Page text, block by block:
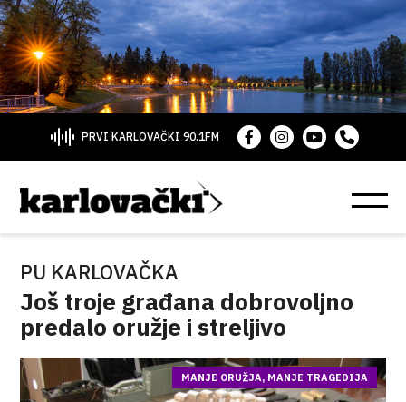
PRVI KARLOVAČKI 90.1FM
PU KARLOVAČKA
Još troje građana dobrovoljno
predalo oružje i streljivo
MANJE ORUŽJA, MANJE TRAGEDIJA